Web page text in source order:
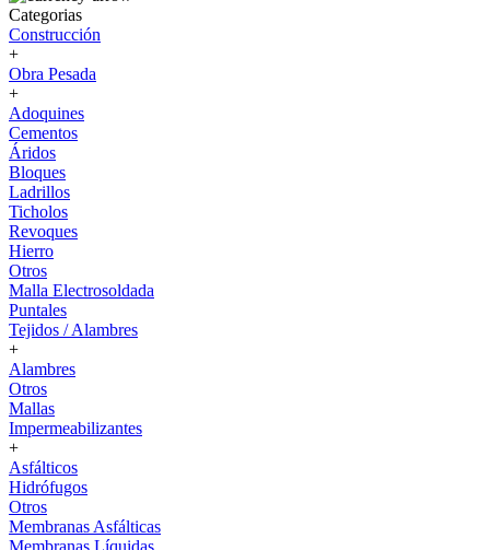
Categorias
Construcción
+
Obra Pesada
+
Adoquines
Cementos
Áridos
Bloques
Ladrillos
Ticholos
Revoques
Hierro
Otros
Malla Electrosoldada
Puntales
Tejidos / Alambres
+
Alambres
Otros
Mallas
Impermeabilizantes
+
Asfálticos
Hidrófugos
Otros
Membranas Asfálticas
Membranas Líquidas